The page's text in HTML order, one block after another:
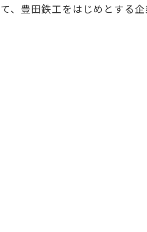
、豊田鉄工をはじめとする